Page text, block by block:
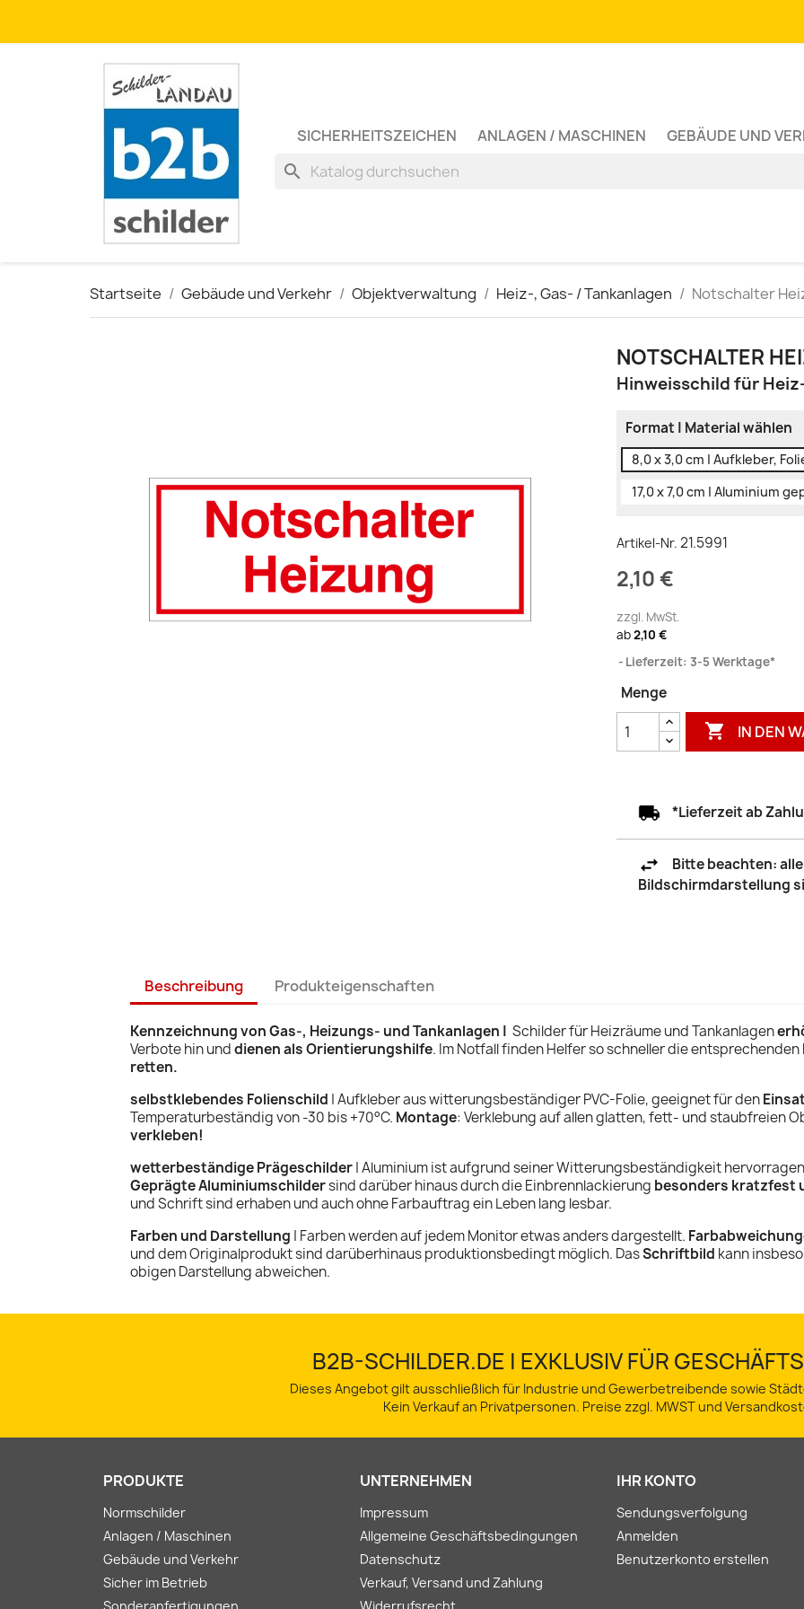
SICHERHEITSZEICHEN ANLAGEN / MASCHINEN GEBÄUDE UND
search
Startseite Gebäude und Verkehr Objektverwaltung Heiz-, Gas- / Tankanlagen Notschalter
NOTSCHALTER
Hinweisschild für
Format | Material wählen
8,0 x 3,0 cm | Aufkleber,
17,0 x 7,0 cm | Aluminium
Artikel-Nr. 21.5991
2,10 €
zzgl. MwSt.
ab2,10 €
Lieferzeit: 3-5 Werktage*
Menge
 IN DEN
*Lieferzeit ab
Bitte beachten:
Bildschirmdarstellung
Beschreibung Produkteigenschaften
Kennzeichnung von Gas-, Heizungs- und Tankanlagen | Schilder für Heizräume und Tankanlagen
Verbote hin unddienen als Orientierungshilfe. Im Notfall finden Helfer so schneller die
retten.
selbstklebendes Folienschild | Aufkleber aus witterungsbeständiger PVC-Folie, geeignet für den
Temperaturbeständig von -30 bis +70°C. Montage: Verklebung auf allen glatten, fett- und staubfreien
verkleben!
wetterbeständige Prägeschilder| Aluminium ist aufgrund seiner Witterungsbeständigkeit
Geprägte Aluminiumschildersind darüber hinaus durch die Einbrennlackierung besonders kratzfest
und Schrift sind erhaben und auch ohne Farbauftrag ein Leben lang lesbar.
Farben und Darstellung | Farben werden auf jedem Monitor etwas anders dargestellt.
und dem Originalprodukt sind darüberhinaus produktionsbedingt möglich. DasSchriftbild kann
obigen Darstellung abweichen.
B2B-SCHILDER.DE | EXKLUSIV FÜR
Dieses Angebot gilt ausschließlich für Industrie und Gewerbetreibende sowie
Kein Verkauf an Privatpersonen. Preise zzgl. MWST und
PRODUKTE
Normschilder
Anlagen / Maschinen
Gebäude und Verkehr
Sicher im Betrieb
UNTERNEHMEN
Impressum
Allgemeine Geschäftsbedingungen
Datenschutz
Verkauf, Versand und Zahlung
IHR KONTO
Sendungsverfolgung
Anmelden
Benutzerkonto erstellen